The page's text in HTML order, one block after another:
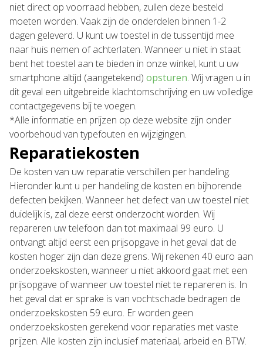
niet direct op voorraad hebben, zullen deze besteld
moeten worden. Vaak zijn de onderdelen binnen 1-2
dagen geleverd. U kunt uw toestel in de tussentijd mee
naar huis nemen of achterlaten. Wanneer u niet in staat
bent het toestel aan te bieden in onze winkel, kunt u uw
smartphone altijd (aangetekend) opsturen. Wij vragen u in
dit geval een uitgebreide klachtomschrijving en uw volledige
contactgegevens bij te voegen.
*Alle informatie en prijzen op deze website zijn onder
voorbehoud van typefouten en wijzigingen.
Reparatiekosten
De kosten van uw reparatie verschillen per handeling.
Hieronder kunt u per handeling de kosten en bijhorende
defecten bekijken. Wanneer het defect van uw toestel niet
duidelijk is, zal deze eerst onderzocht worden. Wij
repareren uw telefoon dan tot maximaal 99 euro. U
ontvangt altijd eerst een prijsopgave in het geval dat de
kosten hoger zijn dan deze grens. Wij rekenen 40 euro aan
onderzoekskosten, wanneer u niet akkoord gaat met een
prijsopgave of wanneer uw toestel niet te repareren is. In
het geval dat er sprake is van vochtschade bedragen de
onderzoekskosten 59 euro. Er worden geen
onderzoekskosten gerekend voor reparaties met vaste
prijzen. Alle kosten zijn inclusief materiaal, arbeid en BTW.